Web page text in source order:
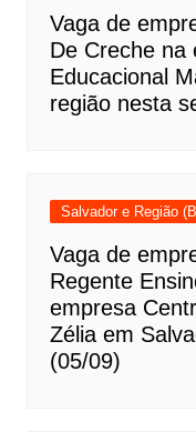
Vaga de
De Creche na
Educacional
região nesta
Salvador e Região
Vaga de
Regente
empresa
Zélia em
(05/09)